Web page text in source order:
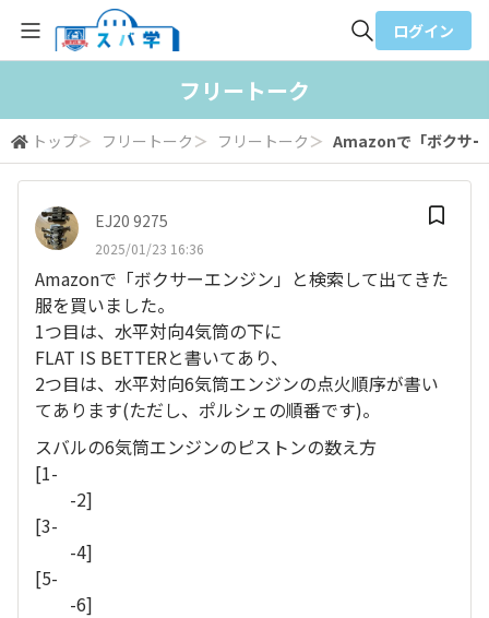
検索
ログイン
フリートーク
トップ＞ フリートーク ＞ フリートーク ＞ Amazonで「ボクサ
EJ20 9275
2025/01/23 16:36
Amazonで「ボクサーエンジン」と検索して出てきた
服を買いました。
1つ目は、水平対向4気筒の下に
FLAT IS BETTERと書いてあり、
2つ目は、水平対向6気筒エンジンの点火順序が書い
てあります(ただし、ポルシェの順番です)。
スバルの6気筒エンジンのピストンの数え方
[1-
-2]
[3-
-4]
[5-
-6]